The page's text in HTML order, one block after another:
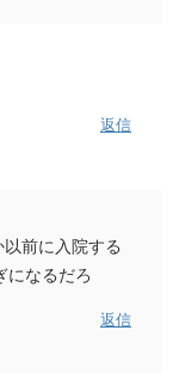
返信
前に入院する
になるだろ
返信